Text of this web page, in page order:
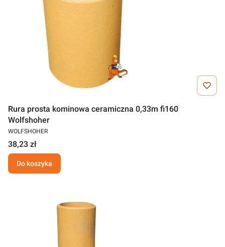
Rura prosta kominowa ceramiczna 0,33m fi160
Wolfshoher
WOLFSHOHER
38,23 zł
Do koszyka